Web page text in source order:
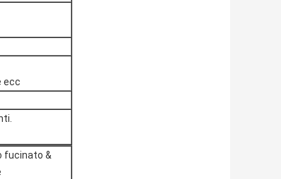
ecc
fucinato &